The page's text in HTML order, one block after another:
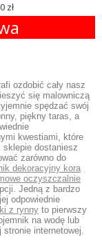
zł
ozdobić cały nasz
się malowniczą
spędzać swój
piękny taras, a
kwestiami, które
sklepie dostaniesz
zarówno do
dekoracyjny kora
oczyszczalnie
Jedną z bardzo
odpowiednie
z rynny to pierwszy
na wodę lub
internetowej.